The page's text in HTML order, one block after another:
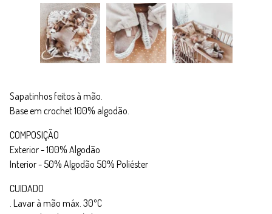
Sapatinhos feitos à mão.
Base em crochet 100% algodão.
COMPOSIÇÃO
Exterior - 100% Algodão
Interior - 50% Algodão 50% Poliéster
CUIDADO
. Lavar à mão máx. 30ºC